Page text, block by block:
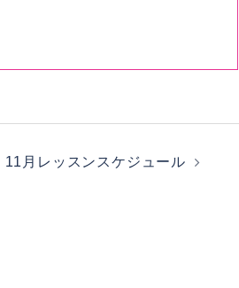
11月レッスンスケジュール